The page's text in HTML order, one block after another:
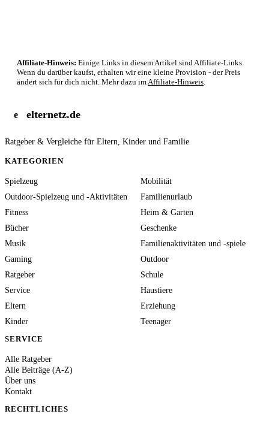
Affiliate-Hinweis: Einige Links in diesem Artikel sind Affiliate-Links.
Wenn du darüber kaufst, erhalten wir eine kleine Provision - der Preis
ändert sich für dich nicht. Mehr dazu im Affiliate-Hinweis
e elternetz.de
Ratgeber & Vergleiche für Eltern, Kinder und Familie
KATEGORIEN
Spielzeug
Mobilität
Outdoor-Spielzeug und -Aktivitäten
Familienurlaub
Fitness
Heim & Garten
Bücher
Geschenke
Musik
Familienaktivitäten und -spiele
Gaming
Outdoor
Ratgeber
Schule
Service
Haustiere
Eltern
Erziehung
Kinder
Teenager
SERVICE
Alle Ratgeber
Alle Beiträge (A-Z)
Über uns
Kontakt
RECHTLICHES